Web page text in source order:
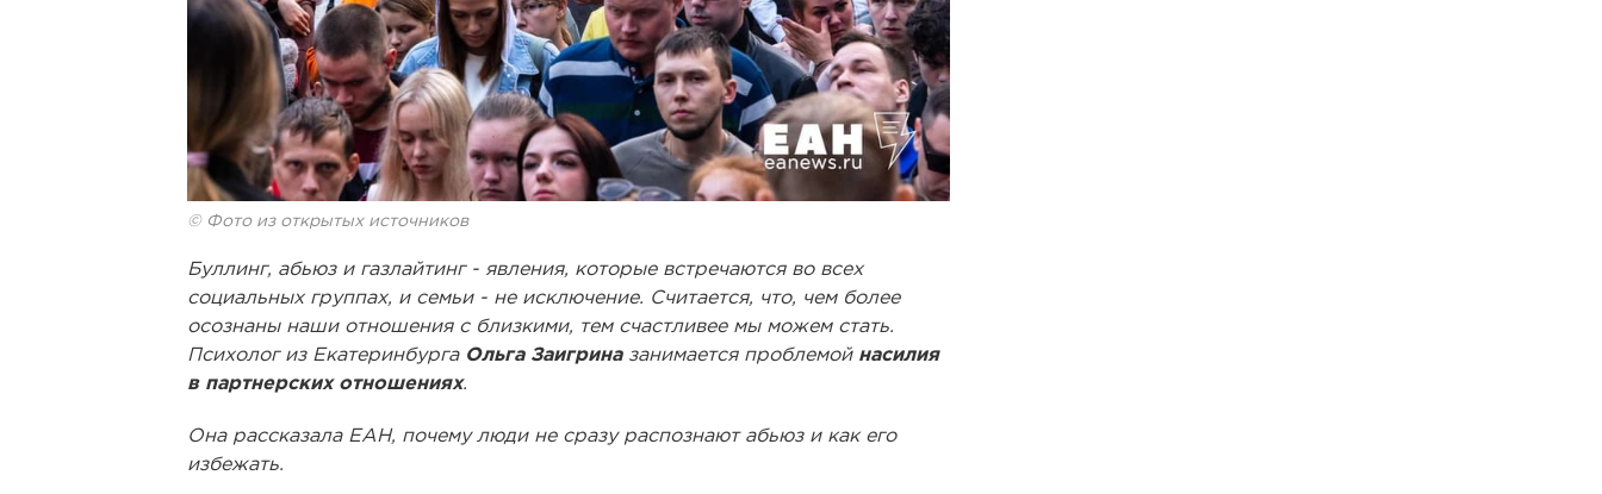
© Фото из открытых источников
Буллинг, абьюз и газлайтинг - явления, которые встречаются во всех
социальных группах, и семьи - не исключение. Считается, что, чем более
осознаны наши отношения с близкими, тем счастливее мы можем стать.
Психолог из ЕкатеринбургаОльга Заигриназанимается проблемой насилия
в партнерских отношениях.
Она рассказала ЕАН, почему люди не сразу распознают абьюз и как его
избежать.